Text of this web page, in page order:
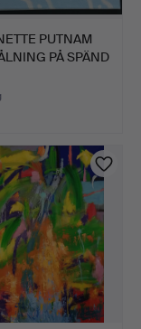
PUTNAM
PÅ SPÄND